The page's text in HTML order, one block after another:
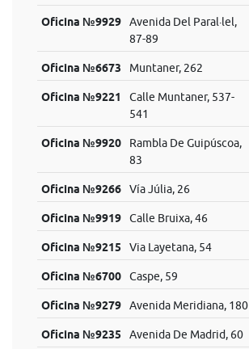
Oficina №9929
Avenida Del Paral·lel,
87-89
Oficina №6673 Muntaner, 262
Oficina №9221
Calle Muntaner, 537-
541
Oficina №9920
Rambla De Guipúscoa,
83
Oficina №9266 Vía Júlia, 26
Oficina №9919 Calle Bruixa, 46
Oficina №9215 Via Layetana, 54
Oficina №6700 Caspe, 59
Oficina №9279 Avenida Meridiana, 180
Oficina №9235 Avenida De Madrid, 60